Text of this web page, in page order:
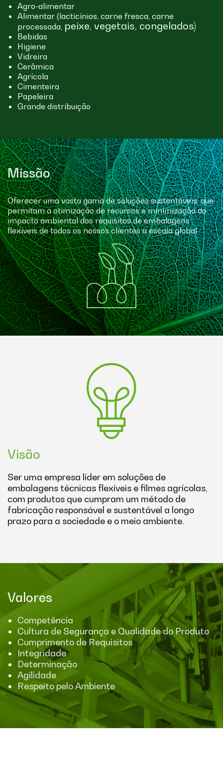
Agro-alimentar
Alimentar (lacticínios, carne fresca, carne
processada, peixe, vegetais, congelados)
Bebidas
Higiene
Vidreira
Cerâmica
Agrícola
Cimenteira
Papeleira
Grande distribuição
Missão
Oferecer uma vasta gama de soluções sustentáveis, que
permitam a otimização de recursos e minimização do
impacto ambiental dos requisitos de embalagens
flexíveis de todos os nossos clientes à escala global.
Visão
Ser uma empresa líder em soluções de
embalagens técnicas flexíveis e filmes agrícolas,
com produtos que cumpram um método de
fabricação responsável e sustentável a longo
prazo para a sociedade e o meio ambiente.
Valores
Competência
Cultura de Segurança e Qualidade do Produto
Cumprimento de Requisitos
Integridade
Determinação
Agilidade
Respeito pelo Ambiente